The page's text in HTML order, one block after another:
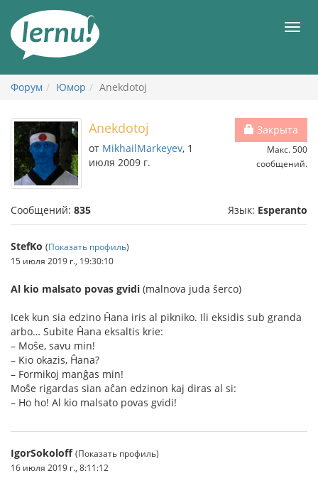
содержанию
Форум Юмор Anekdotoj
Закрыта
Макс. 500
сообщений.
Anekdotoj
от MikhailMarkeyev, 1
июля 2009 г.
Сообщений: 835 Язык: Esperanto
StefKo (Показать профиль)
15 июля 2019 г., 19:30:10
Al kio malsato povas gvidi (malnova juda ŝerco)
Icek kun sia edzino Ĥana iris al pikniko. Ili eksidis sub granda
arbo… Subite Ĥana eksaltis krie:
– Moŝe, savu min!
– Kio okazis, Ĥana?
– Formikoj manĝas min!
Moŝe rigardas sian aĉan edzinon kaj diras al si:
– Ho ho! Al kio malsato povas gvidi!
IgorSokoloff (Показать профиль)
16 июля 2019 г., 8:11:12